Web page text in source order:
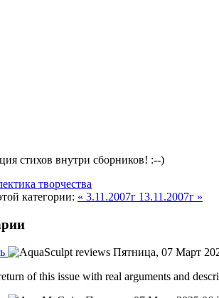
стихов внутри сборников! :--)
творчества
категории: « 3.11.2007г 13.11.2007г »
Пятница, 07 Март
of this issue with real arguments and